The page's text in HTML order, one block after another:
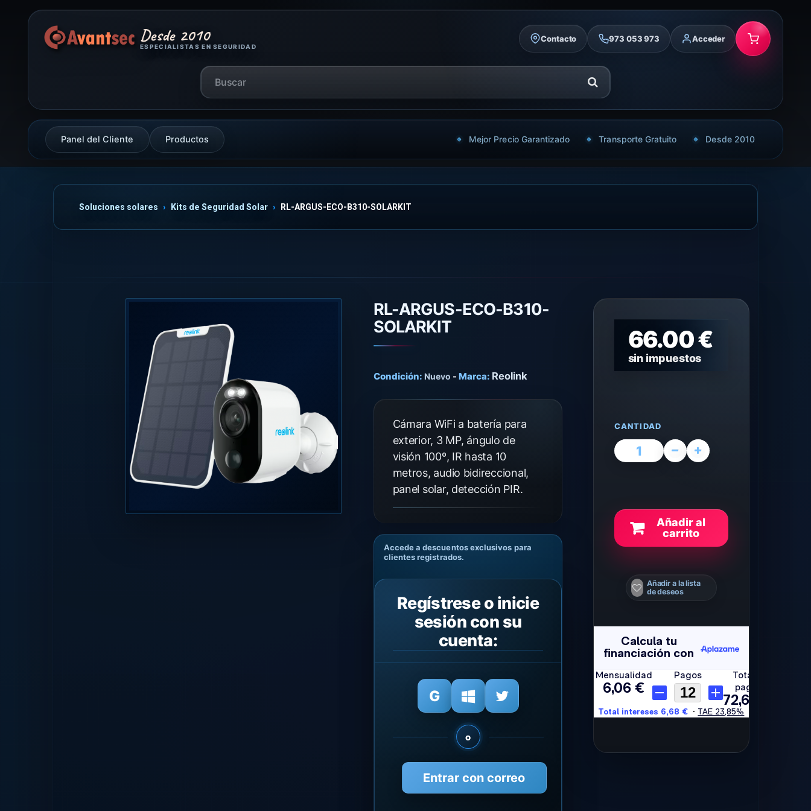
Desde 2010
ESPECIALISTAS EN SEGURIDAD
Contacto 973 053 973 Acceder
Panel del Cliente Productos Mejor Precio Garantizado Transporte Gratuito Desde 2010
Soluciones solares Kits de Seguridad Solar RL-ARGUS-ECO-B310-SOLARKIT
RL-ARGUS-ECO-B310-
SOLARKIT
Condición: Nuevo - Marca: Reolink
Cámara WiFi a batería para
exterior, 3 MP, ángulo de
visión 100º, IR hasta 10
metros, audio bidireccional,
panel solar, detección PIR.
Accede a descuentos exclusivos para
clientes registrados.
Regístrese o inicie
sesión con su
cuenta:
o
Entrar con correo
66.00 €
sin impuestos
CANTIDAD
Añadir al
carrito
Añadir a la lista
de deseos